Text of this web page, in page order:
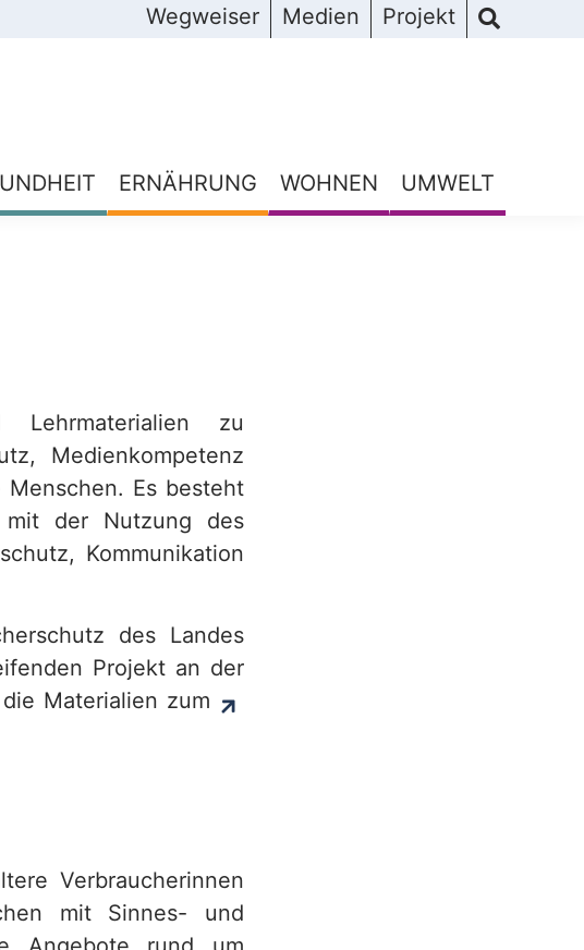
Wegweiser Medien Projekt
ERNÄHRUNG WOHNEN UMWELT
Lehrmaterialien zu
Medienkompetenz
Es besteht
mit der Nutzung des
Kommunikation
des Landes
Projekt an der
Materialien zum
Verbraucherinnen
mit Sinnes- und